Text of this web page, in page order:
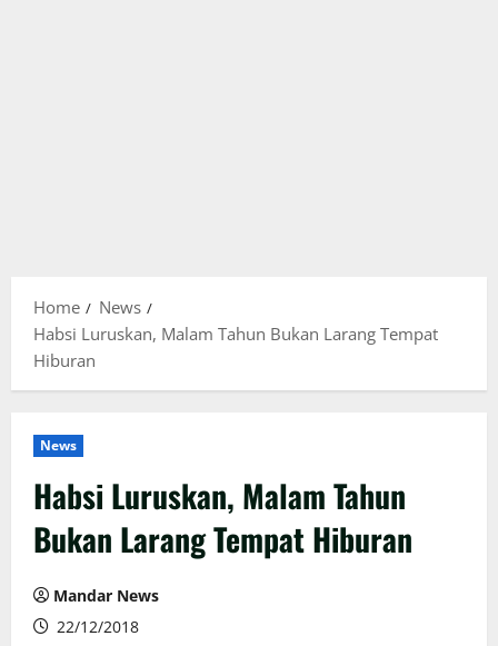
Home
News
Habsi Luruskan, Malam Tahun Bukan Larang Tempat
Hiburan
News
Habsi Luruskan, Malam Tahun
Bukan Larang Tempat Hiburan
Mandar News
22/12/2018